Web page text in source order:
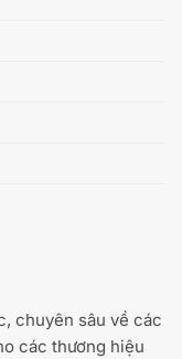
chuyên sâu về các
các thương hiệu